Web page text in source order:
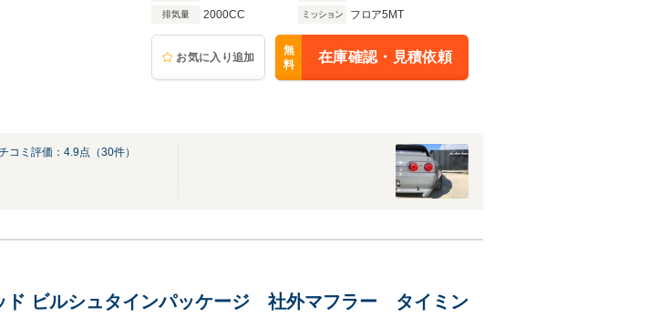
排気量 2000CC ミッション フロア5MT
お気に入り追加
無
料
在庫確認・見積依頼
コミ評価： 4.9点（30件）
ド ビルシュタインパッケージ 社外マフラー タイミン